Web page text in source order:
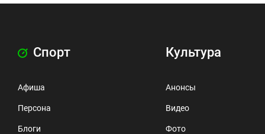
Спорт
Афиша
Персона
Блоги
Культура
Анонсы
Видео
Фото